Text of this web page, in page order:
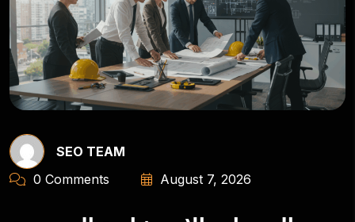
SEO TEAM
0 Comments
August 7, 2026